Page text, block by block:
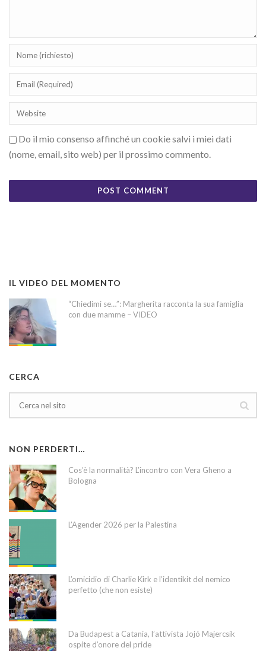
Do il mio consenso affinché un cookie salvi i miei dati
(nome, email, sito web) per il prossimo commento.
IL VIDEO DEL MOMENTO
“Chiedimi se…”: Margherita racconta la sua famiglia
con due mamme – VIDEO
CERCA
NON PERDERTI…
Cos’è la normalità? L’incontro con Vera Gheno a
Bologna
L’Agender 2026 per la Palestina
L’omicidio di Charlie Kirk e l’identikit del nemico
perfetto (che non esiste)
Da Budapest a Catania, l’attivista Jojó Majercsik
ospite d’onore del pride